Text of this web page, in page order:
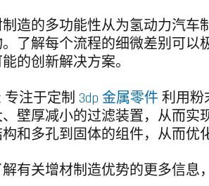
造的多功能性从为氢动力汽车
了解每个流程的细微差别可以
的创新解决方案。
专注于定制 3dp 金属零件 利用粉
壁厚减小的过滤装置，从而实
和多孔到固体的组件，从而优
有关增材制造优势的更多信息，